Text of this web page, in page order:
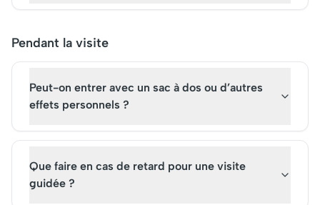
Pendant la visite
Peut-on entrer avec un sac à dos ou d’autres
effets personnels ?
Que faire en cas de retard pour une visite
guidée ?